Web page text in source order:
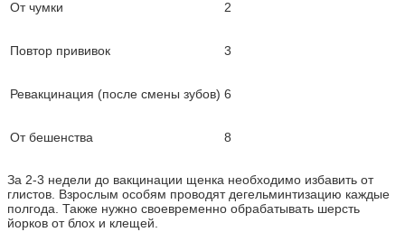
От чумки 2
Повтор прививок 3
Ревакцинация (после смены зубов) 6
От бешенства 8
За 2-3 недели до вакцинации щенка необходимо избавить от
глистов. Взрослым особям проводят дегельминтизацию каждые
полгода. Также нужно своевременно обрабатывать шерсть
йорков от блох и клещей.